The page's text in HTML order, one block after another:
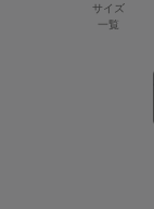
サイズ
一覧